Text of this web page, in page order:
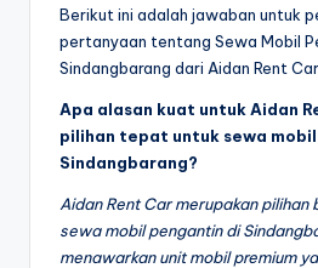
Berikut ini adalah jawaban untuk
pertanyaan tentang Sewa Mobil
Sindangbarang dari Aidan Rent
Apa alasan kuat untuk Aidan
pilihan tepat untuk sewa
Sindangbarang?
Aidan Rent Car merupakan pilihan
sewa mobil pengantin di
menawarkan unit mobil premium